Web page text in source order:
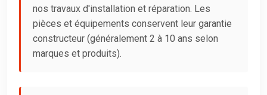
nos travaux d'installation et réparation. Les
pièces et équipements conservent leur garantie
constructeur (généralement 2 à 10 ans selon
marques et produits).